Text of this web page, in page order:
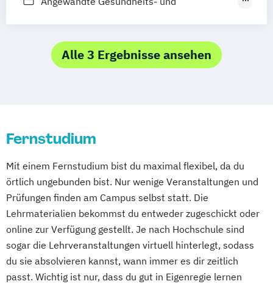
Kindheitspädagogik
Leitungshandeln in der Pädagogik
Logopädie Medizintechnik Pflege
Pflegemanagement Pflegepädagogik
Dresden
Friedrichshafen Hamburg
Hannover
Heilbronn Kassel Leipzig Mannheim
München Bochum Kaiserslautern
Wiesbaden Regenstauf Dresden
Frühpädagogik – Leitung und Management
in der frühkindlichen Bildung
Kindheitspädagogik Duales Studium
Komplementäre Heilverfahren in der
Schmerztherapie
Krisenmanagement im Be­völ­kerungsschutz
i.V.
Logopädie
Medical Fitness & Athletic Management
Medizinalfachberufe
Alle 3 Ergebnisse ansehen
Fernstudium
Mit einem Fernstudium bist du maximal flexibel, da du
örtlich ungebunden bist. Nur wenige Veranstaltungen und
Prüfungen finden am Campus selbst statt. Die
Lehrmaterialien bekommst du entweder zugeschickt oder
online zur Verfügung gestellt. Je nach Hochschule sind
sogar die Lehrveranstaltungen virtuell hinterlegt, sodass
du sie absolvieren kannst, wann immer es dir zeitlich
passt. Wichtig ist nur, dass du gut in Eigenregie lernen